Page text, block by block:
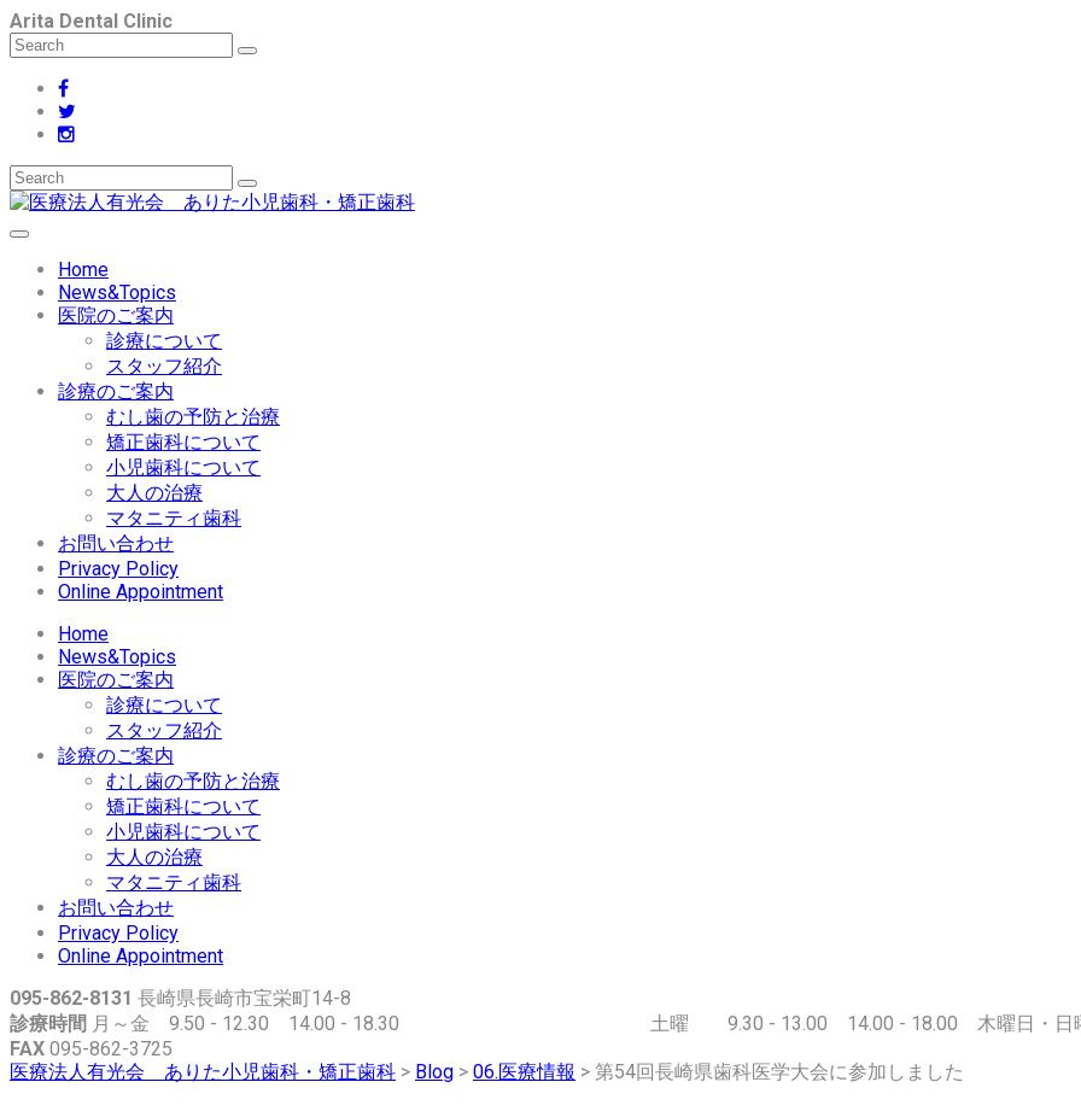
Arita Dental Clinic
Home
News&Topics
医院のご案内
診療について
スタッフ紹介
診療のご案内
むし歯の予防と治療
矯正歯科について
小児歯科について
大人の治療
マタニティ歯科
お問い合わせ
Privacy Policy
Online Appointment
Home
News&Topics
医院のご案内
診療について
スタッフ紹介
診療のご案内
むし歯の予防と治療
矯正歯科について
小児歯科について
大人の治療
マタニティ歯科
お問い合わせ
Privacy Policy
Online Appointment
095-862-8131 長崎県長崎市宝栄町14-8
診療時間 月～金 9.50 - 12.30 14.00 - 18.30 土曜 9.30 - 13.00 14.00 - 18.00 木曜日・日曜
FAX 095-862-3725
医療法人有光会 ありた小児歯科・矯正歯科 > Blog > 06.医療情報 > 第54回長崎県歯科医学大会に参加しました